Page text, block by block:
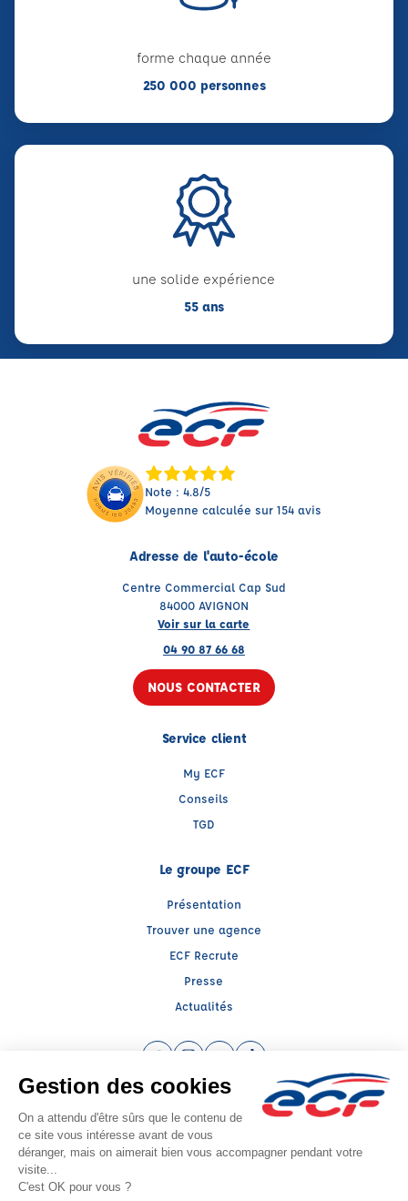
forme chaque année
250 000 personnes
une solide expérience
55 ans
Note : 4.8/5
Moyenne calculée sur 154 avis
Adresse de l'auto-école
Centre Commercial Cap Sud
84000 AVIGNON
Voir sur la carte
04 90 87 66 68
NOUS CONTACTER
Service client
My ECF
Conseils
TGD
Le groupe ECF
Présentation
Trouver une agence
ECF Recrute
Presse
Actualités
Facebook (nouvelle fenêtre)
Instagram (nouvelle fenêtre)
YouTube (nouvelle fenêtre)
TikTok (nouvelle fenêtre)
Raison sociale : SUD PREVENTION SECURITE GRAND PUBLIC - Capital social:
5000€
SIREN: 814514188 - Numéro de TVA intracommunautaire: FR 27 510867286
Agrément n°E1308400080